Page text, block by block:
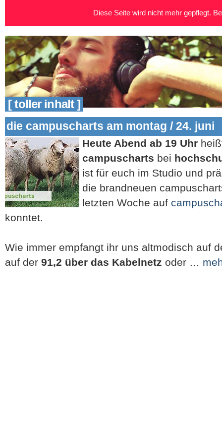
[ toller inhalt ]
die campuscharts am montag / 24. juni
Heute Abend ab 19 Uhr
campuscharts bei
ist für euch im Studio und
die brandneuen
letzten Woche auf
konntet.
Wie immer empfangt ihr uns altmodisch auf
auf der 91,2 über das Kabelnetz oder …
Diese Seite wird nicht mehr gepflegt.